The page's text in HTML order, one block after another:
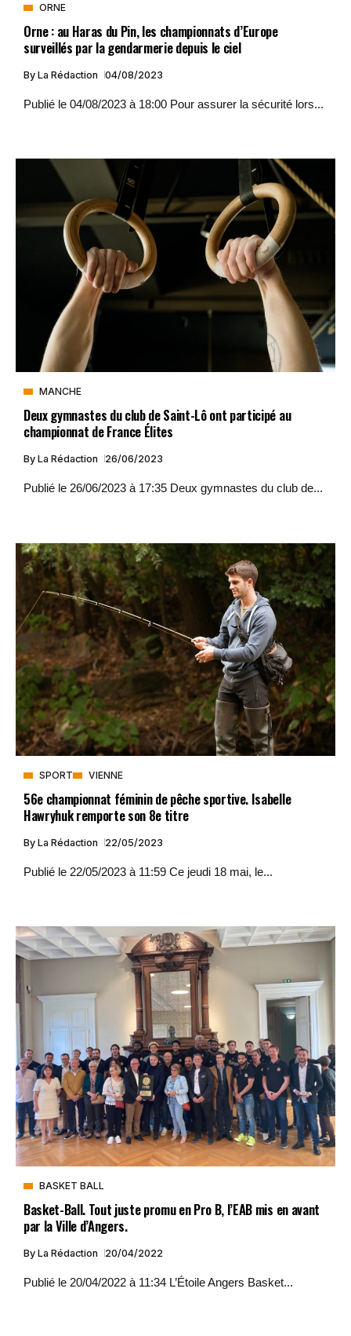
ORNE
Orne : au Haras du Pin, les championnats d’Europe
surveillés par la gendarmerie depuis le ciel
By La Rédaction 04/08/2023
Publié le 04/08/2023 à 18:00 Pour assurer la sécurité lors...
MANCHE
Deux gymnastes du club de Saint-Lô ont participé au
championnat de France Élites
By La Rédaction 26/06/2023
Publié le 26/06/2023 à 17:35 Deux gymnastes du club de...
SPORT VIENNE
56e championnat féminin de pêche sportive. Isabelle
Hawryhuk remporte son 8e titre
By La Rédaction 22/05/2023
Publié le 22/05/2023 à 11:59 Ce jeudi 18 mai, le...
BASKET BALL
Basket-Ball. Tout juste promu en Pro B, l’EAB mis en avant
par la Ville d’Angers.
By La Rédaction 20/04/2022
Publié le 20/04/2022 à 11:34 L’Étoile Angers Basket...